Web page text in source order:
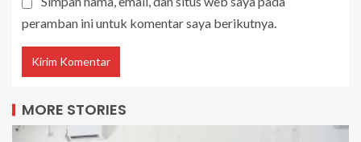
peramban ini untuk komentar saya berikutnya.
MORE STORIES